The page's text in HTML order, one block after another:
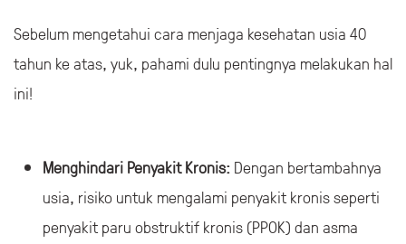
Sebelum mengetahui cara menjaga kesehatan usia 40
tahun ke atas, yuk, pahami dulu pentingnya melakukan hal
ini!
Menghindari Penyakit Kronis: Dengan bertambahnya
usia, risiko untuk mengalami penyakit kronis seperti
penyakit paru obstruktif kronis (PPOK) dan asma